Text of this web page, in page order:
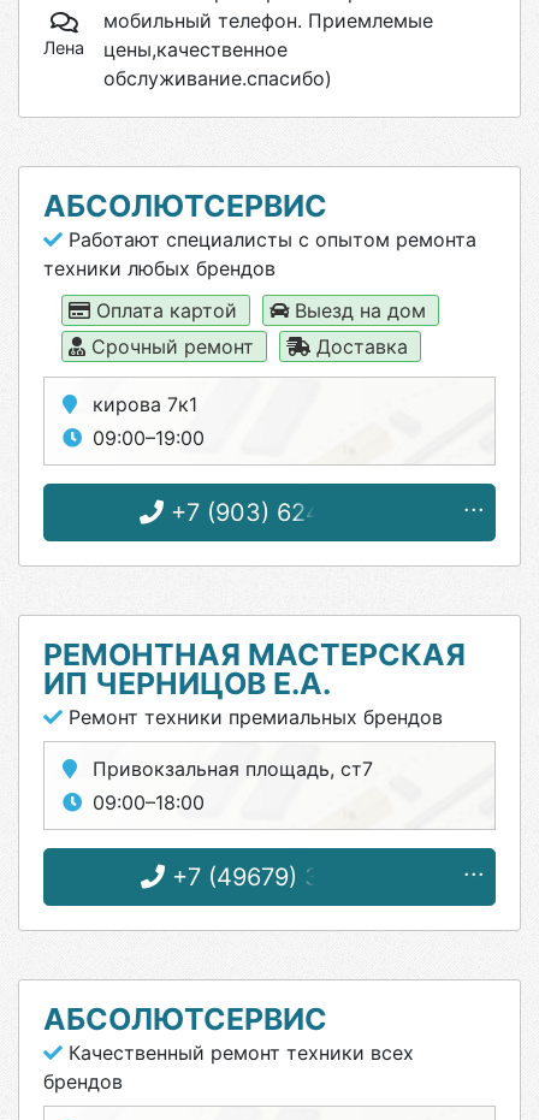
Лена
мобильный телефон. Приемлемые
цены,качественное
обслуживание.спасибо)
АБСОЛЮТСЕРВИС
Работают специалисты с опытом ремонта
техники любых брендов
Оплата картой
Выезд на дом
Срочный ремонт
Доставка
кирова 7к1
09:00–19:00
+7 (903) 624-49-01
РЕМОНТНАЯ МАСТЕРСКАЯ
ИП ЧЕРНИЦОВ Е.А.
Ремонт техники премиальных брендов
Привокзальная площадь, ст7
09:00–18:00
+7 (49679) 3-23-66
АБСОЛЮТСЕРВИС
Качественный ремонт техники всех
брендов